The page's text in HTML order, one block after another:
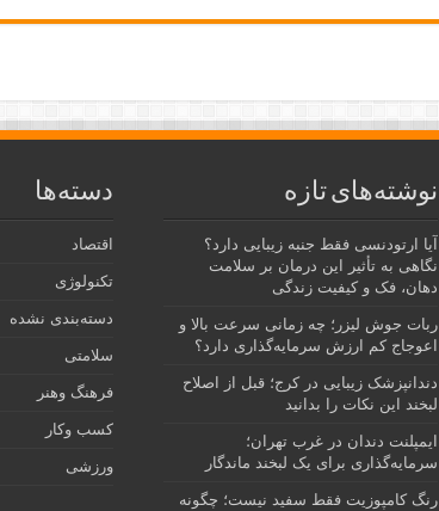
نوشته‌های تازه
آیا ارتودنسی فقط جنبه زیبایی دارد؟
نگاهی به تأثیر این درمان بر سلامت
دهان، فک و کیفیت زندگی
ربات جوش لیزر؛ چه زمانی سرعت بالا و
اعوجاج کم ارزش سرمایه‌گذاری دارد؟
دندانپزشک زیبایی در کرج؛ قبل از اصلاح
لبخند این نکات را بدانید
ایمپلنت دندان در غرب تهران؛
سرمایه‌گذاری برای یک لبخند ماندگار
رنگ کامپوزیت فقط سفید نیست؛ چگونه
دسته‌ها
اقتصاد
تکنولوژی
دسته‌بندی نشده
سلامتی
فرهنگ وهنر
کسب وکار
ورزشی